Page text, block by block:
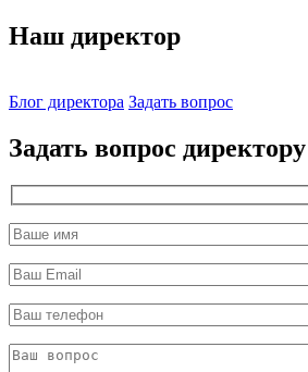
Наш директор
Блог директора Задать вопрос
Задать вопрос директору